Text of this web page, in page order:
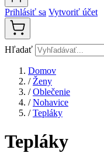
Prihlásiť sa Vytvoriť účet
Hľadať
Domov
/ Ženy
/ Oblečenie
/ Nohavice
/ Tepláky
Tepláky